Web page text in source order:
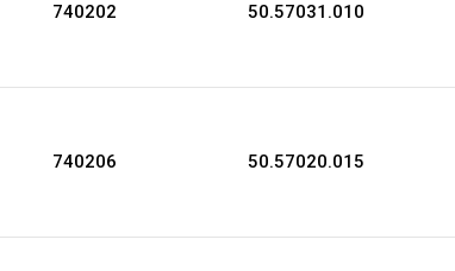
740202 50.57031.010
740206 50.57020.015